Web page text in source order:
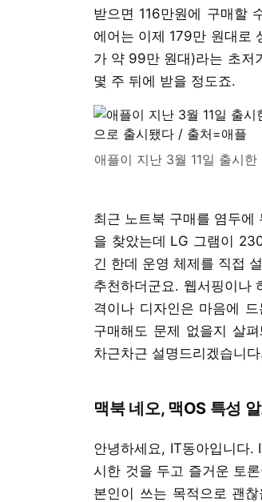
받으면 116만원에 구매할
에어는 이제 179만 원대로
가 약 99만 원대)라는 초저
몇 주 뒤에 받을 정도죠.
애플이 지난 3월 11일 출시
최근 노트북 구매를 염두에
을 찾았는데 LG 그램이
긴 한데 운영 체제를 직접
추천하더군요. 웹서핑이나
격이나 디자인은 마음에
구매해도 문제 없을지 살
차근차근 설명드리겠습니
맥북 네오, 맥OS 특성
안녕하세요, IT동아입니다.
시한 것을 두고 즐거운 토
본인이 쓰는 목적으로 괜